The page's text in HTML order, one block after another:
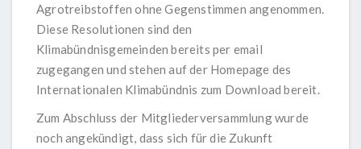
Agrotreibstoffen ohne Gegenstimmen angenommen.
Diese Resolutionen sind den
Klimabündnisgemeinden bereits per email
zugegangen und stehen auf der Homepage des
Internationalen Klimabündnis zum Download bereit.
Zum Abschluss der Mitgliederversammlung wurde
noch angekündigt, dass sich für die Zukunft